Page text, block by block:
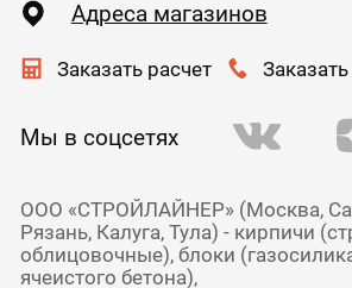
Адреса магазинов
Заказать расчет
Мы в соцсетях
ООО «СТРОЙЛАЙНЕР» (Москва,
Рязань, Калуга, Тула) - кирпичи
облицовочные), блоки
ячеистого бетона),